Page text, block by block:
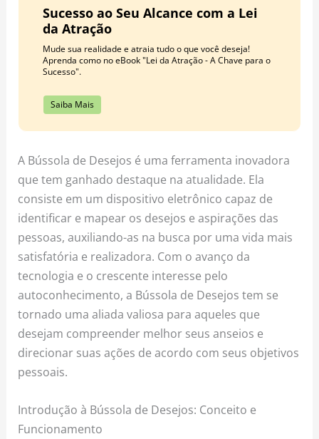
Sucesso ao Seu Alcance com a Lei
da Atração
Mude sua realidade e atraia tudo o que você deseja!
Aprenda como no eBook "Lei da Atração - A Chave para o
Sucesso".
Saiba Mais
A Bússola de Desejos é uma ferramenta inovadora
que tem ganhado destaque na atualidade. Ela
consiste em um dispositivo eletrônico capaz de
identificar e mapear os desejos e aspirações das
pessoas, auxiliando-as na busca por uma vida mais
satisfatória e realizadora. Com o avanço da
tecnologia e o crescente interesse pelo
autoconhecimento, a Bússola de Desejos tem se
tornado uma aliada valiosa para aqueles que
desejam compreender melhor seus anseios e
direcionar suas ações de acordo com seus objetivos
pessoais.
Introdução à Bússola de Desejos: Conceito e
Funcionamento